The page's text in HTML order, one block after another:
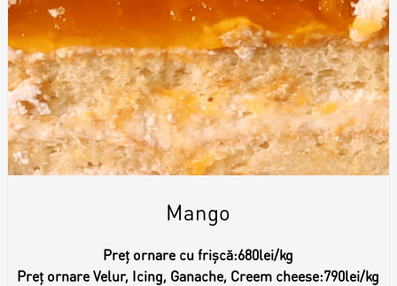
Mango
Preț ornare cu frișcă:680lei/kg
Preț ornare Velur, Icing, Ganache, Creem cheese:790lei/kg